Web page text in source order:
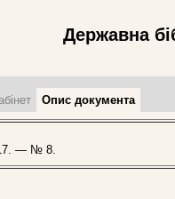
Державна
Опис документа
— № 8.